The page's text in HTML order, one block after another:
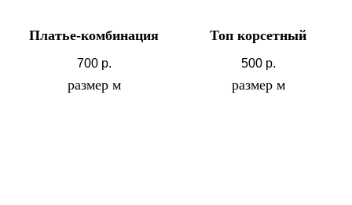
Платье-комбинация
700 р.
размер м
Топ корсетный
500 р.
размер м